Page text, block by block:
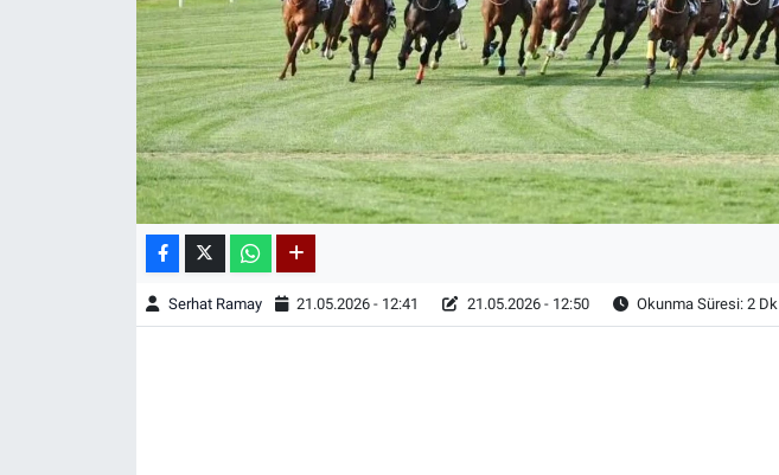
Serhat Ramay 21.05.2026 - 12:41 21.05.2026 - 12:50 Okunma Süresi: 2 Dk